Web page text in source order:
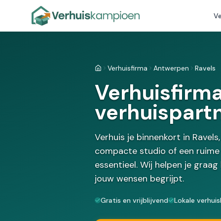
HomeVerhuisfirma Antwerpen Ravels
Verhuis je binnenkort in
compacte studio of een
essentieel. Wij helpen je
jouw wensen begrijpt.
Gratis en vrijblijvend Lokale